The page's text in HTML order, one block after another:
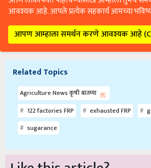
आवश्यक आहे. आपले प्रत्येक सहकार्य आमच्या
आपण आम्हाला समर्थन करणे आवश्यक आहे
Related Topics
Agriculture News कृषी बातम्या
122 factories FRP
exhausted FRP
sugarance